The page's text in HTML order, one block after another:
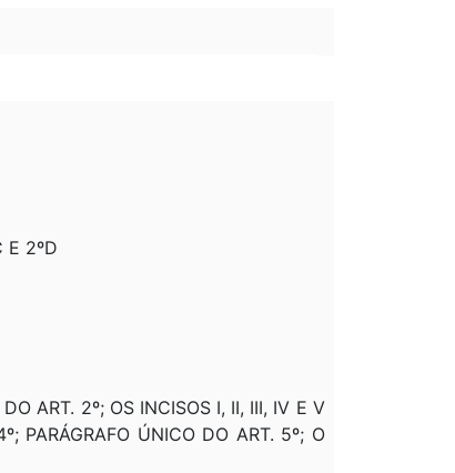
E 2ºD
ART. 2º; OS INCISOS I, II, III, IV E V
PARÁGRAFO ÚNICO DO ART. 5º; O